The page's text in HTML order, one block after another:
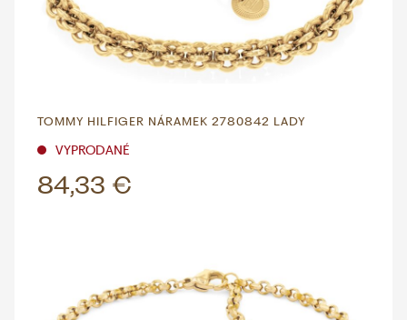
TOMMY HILFIGER NÁRAMEK 2780842 LADY
VYPRODANÉ
84,33 €